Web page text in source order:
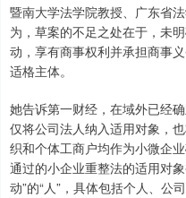
暨南大学法学院教授、广东省
为，草案的不足之处在于，未
动，享有商事权利并承担商事
适格主体。
她告诉第一财经，在域外已经
仅将公司法人纳入适用对象，
织和个体工商户均作为小微企
通过的小企业重整法的适用对
动”的“人”，具体包括个人、公